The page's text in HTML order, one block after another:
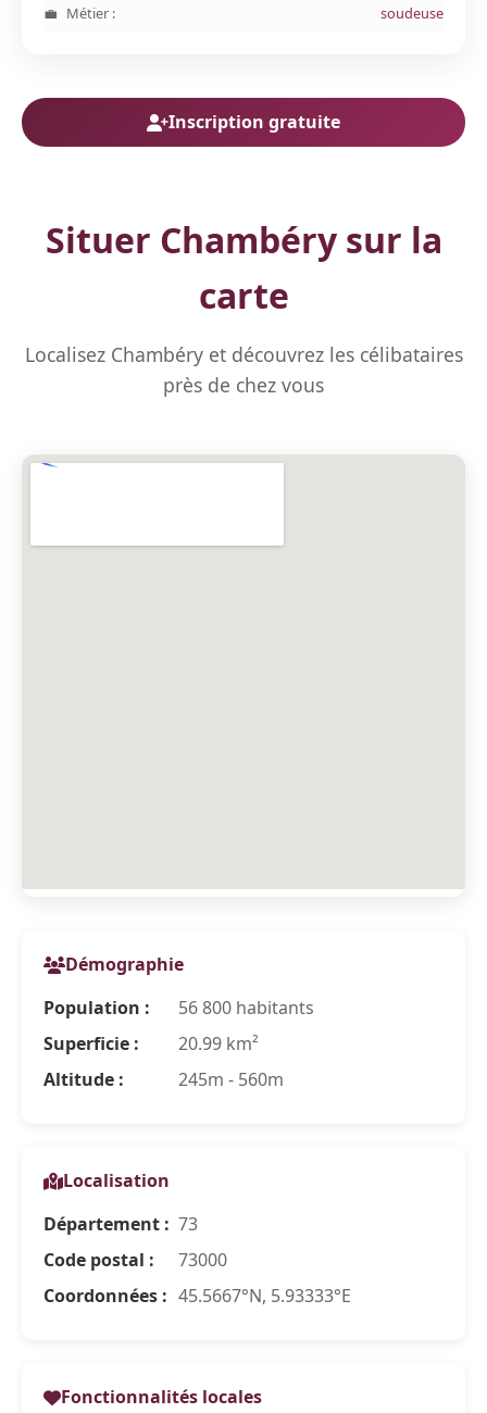
Métier : soudeuse
Inscription gratuite
Situer Chambéry sur la
carte
Localisez Chambéry et découvrez les célibataires
près de chez vous
Démographie
Population :
56 800 habitants
Superficie :
20.99 km²
Altitude :
245m - 560m
Localisation
Département : 73
Code postal :
73000
Coordonnées : 45.5667°N, 5.93333°E
Fonctionnalités locales